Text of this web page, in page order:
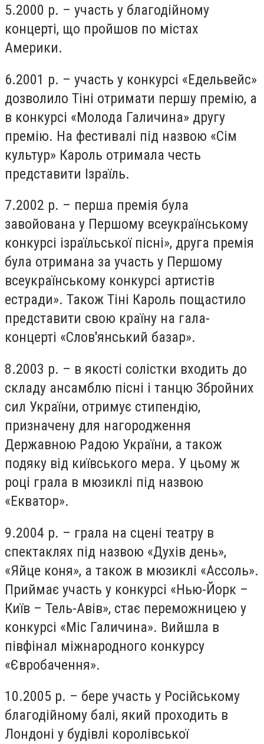
5.2000 р. – участь у благодійному
концерті, що пройшов по містах
Америки.
6.2001 р. – участь у конкурсі «Едельвейс»
дозволило Тіні отримати першу премію, а
в конкурсі «Молода Галичина» другу
премію. На фестивалі під назвою «Сім
культур» Кароль отримала честь
представити Ізраїль.
7.2002 р. – перша премія була
завойована у Першому всеукраїнському
конкурсі ізраїльської пісні», друга премія
була отримана за участь у Першому
всеукраїнському конкурсі артистів
естради». Також Тіні Кароль пощастило
представити свою країну на гала-
концерті «Слов'янський базар».
8.2003 р. – в якості солістки входить до
складу ансамблю пісні і танцю Збройних
сил України, отримує стипендію,
призначену для нагородження
Державною Радою України, а також
подяку від київського мера. У цьому ж
році грала в мюзиклі під назвою
«Екватор».
9.2004 р. – грала на сцені театру в
спектаклях під назвою «Духів день»,
«Яйце коня», а також в мюзиклі «Ассоль».
Приймає участь у конкурсі «Нью-Йорк –
Київ – Тель-Авів», стає переможницею у
конкурсі «Міс Галичина». Вийшла в
півфінал міжнародного конкурсу
«Євробачення».
10.2005 р. – бере участь у Російському
благодійному балі, який проходить в
Лондоні у будівлі королівської